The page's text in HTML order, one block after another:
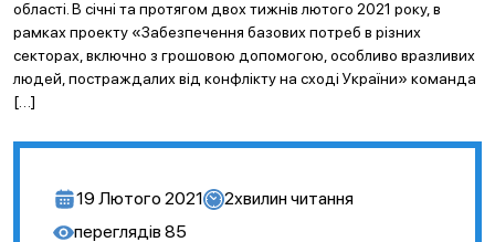
області. В січні та протягом двох тижнів лютого 2021 року, в
рамках проекту «Забезпечення базових потреб в різних
секторах, включно з грошовою допомогою, особливо вразливих
людей, постраждалих від конфлікту на сході України» команда
[…]
19 Лютого 2021 2хвилин читання
переглядів 85